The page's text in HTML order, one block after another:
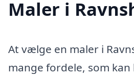
Maler i
At vælge en maler i
mange fordele, som